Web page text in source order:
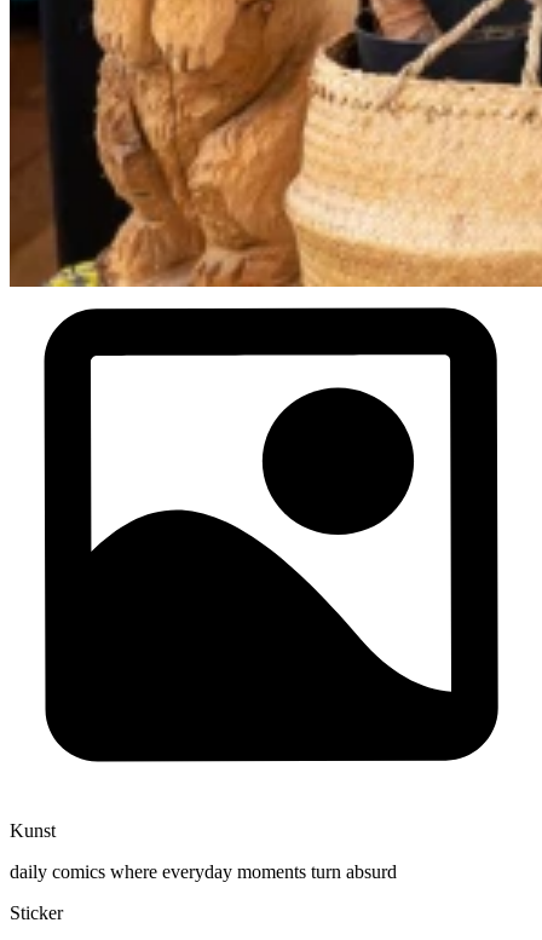
DJ Boring
Kunst
daily comics where everyday moments turn absurd
Sticker